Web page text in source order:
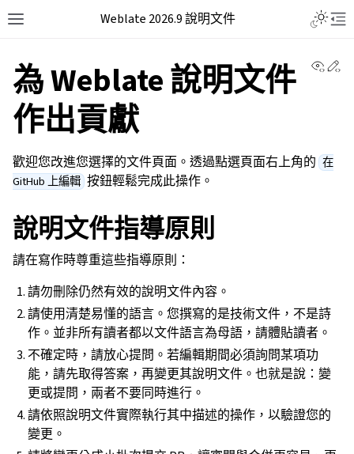
Weblate 2026.9 說明文件
為 Weblate 說明文件
作出貢獻
歡迎您改進您選擇的文件頁面。透過點選頁面右上角的 在
GitHub 上編輯 按鈕輕鬆完成此操作。
說明文件指導原則
請在寫作時尊重這些指導原則：
請勿刪除仍然有效的說明文件內容。
請使用清楚易懂的語言。您撰寫的是技術文件，不是詩
作。並非所有讀者都以文件語言為母語，請體貼讀者。
不確定時，請放心提問。若編輯期間必須詢問某項功
能，請先取得答案，再變更其說明文件。也就是說：變
更或提問，兩者不要同時進行。
請依照說明文件實際執行其中描述的操作，以驗證您的
變更。